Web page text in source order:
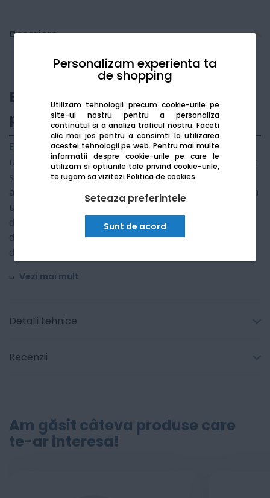
Personalizam experienta ta
de shopping
Utilizam tehnologii precum cookie-urile pe
site-ul nostru pentru a personaliza
continutul si a analiza traficul nostru. Faceti
clic mai jos pentru a consimti la utilizarea
acestei tehnologii pe web. Pentru mai multe
informatii despre cookie-urile pe care le
utilizam si optiunile tale privind cookie-urile,
te rugam sa viziteziPolitica de cookies
Seteaza preferintele
Sunt de acord
Descriere
Epson Perfection V39II - Scanner
profesional A4
Epson Perfection V39IIeste soluția perfectă pentru
utilizatorii care doresc un scanner performant, elegant
și ușor de utilizat. Cu un design ultra-subțire și
alimentare direct prin cablul USB, acesta elimină nevoia
unui adaptor de priză extern. Este ideal pentru
digitizarea fotografiilor la rezoluție înaltă și scanarea
documentelor groase, precum cărți sau albume,
datorită capacului complet detașabil.
Vezi mai mult
Detalii tehnice
Recenzii
Am găsit câteva produse care
te-ar interesa!